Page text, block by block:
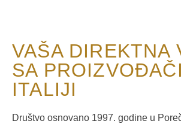
VAŠA DIREKTNA
SA
ITALIJI
Društvo osnovano 1997. godine u